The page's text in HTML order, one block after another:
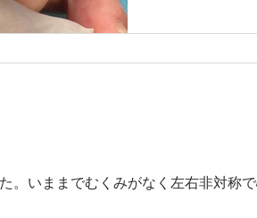
。いままでむくみがなく左右非対称